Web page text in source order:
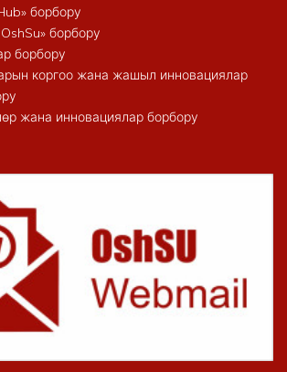
борбору
борбору
борбору
коргоо жана жашыл инновациялар
жана инновациялар борбору